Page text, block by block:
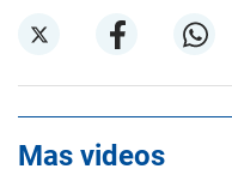
Mas videos